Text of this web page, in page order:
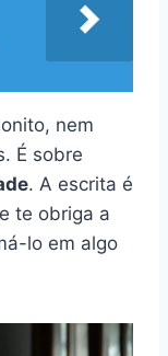
nem
É sobre
. A escrita é
te obriga a
lo em algo